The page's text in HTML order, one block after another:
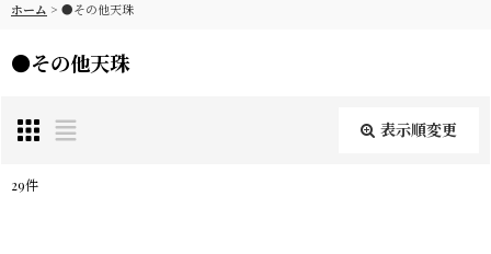
ホーム > ●その他天珠
●その他天珠
表示順変更
29件